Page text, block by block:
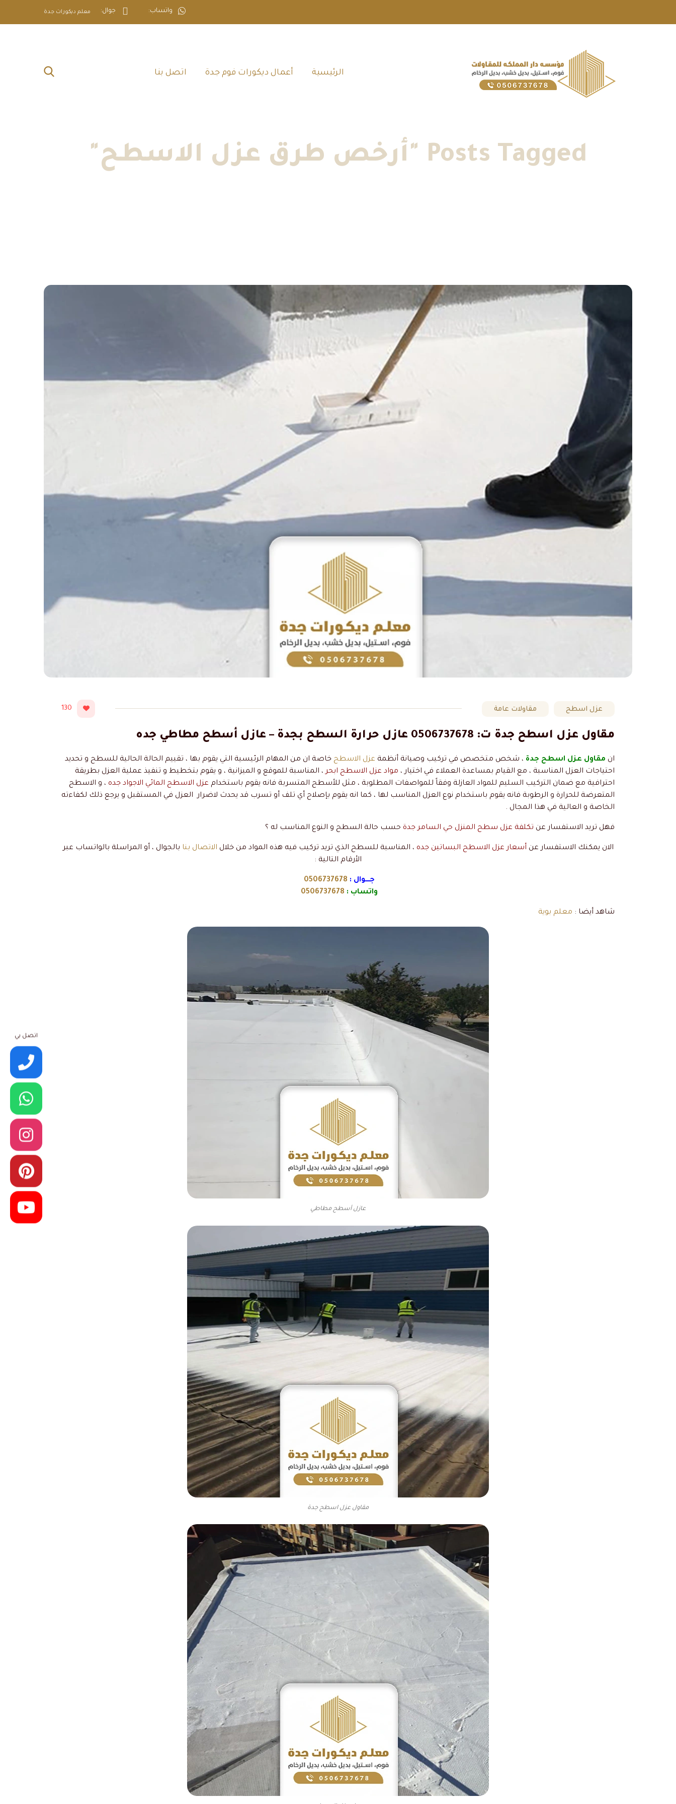
واتساب: جوال: معلم ديكورات جدة
الرئيسية‎ أعمال ديكورات فوم جدة‎ اتصل بنا‎
Posts Tagged "أرخص طرق عزل الاسطح"
عزل اسطح مقاولات عامة 130
مقاول عزل اسطح جدة ت: 0506737678 عازل حرارة السطح بجدة – عازل أسطح مطاطي جده
ان مقاول عزل اسطح جدة ، شخص متخصص في تركيب وصيانة أنظمة عزل الاسطح خاصة ان من المهام الرئيسية التي يقوم بها ، تقييم الحالة الحالية للسطح و تحديد
احتياجات العزل المناسبة ، مع القيام بمساعدة العملاء في اختيار ، مواد عزل الاسطح ابحر، المناسبة للموقع و الميزانية ، و يقوم بتخطيط و تنفيذ عملية العزل بطريقة
احترافية مع ضمان التركيب السليم للمواد العازلة وفقاً للمواصفات المطلوبة ، مثل للأسطح المتسربة فانه يقوم باستخدام عزل الاسطح المائي الاجواد جده ، و الاسطح
المتعرضة للحرارة و الرطوبة فانه يقوم باستخدام نوع العزل المناسب لها ، كما انه يقوم بإصلاح أي تلف أو تسرب قد يحدث لاضرار العزل في المستقبل و يرجع ذلك لكفاءته
الخاصة و العالية في هذا المجال .
فهل تريد الاستفسار عن تكلفة عزل سطح المنزل حي السامر جدة حسب حالة السطح و النوع المناسب له ؟
الان يمكنك الاستفسار عن أسعار عزل الاسطح البساتين جده ، المناسبة للسطح الذي تريد تركيب فيه هذه المواد من خلال الاتصال بنا بالجوال ، أو المراسلة بالواتساب عبر
الأرقام التالية :
جــــوال : 0506737678
واتساب : 0506737678
شاهد أيضا : معلم بوية
عازل أسطح مطاطي
مقاول عزل اسطح جدة
اتصل بي